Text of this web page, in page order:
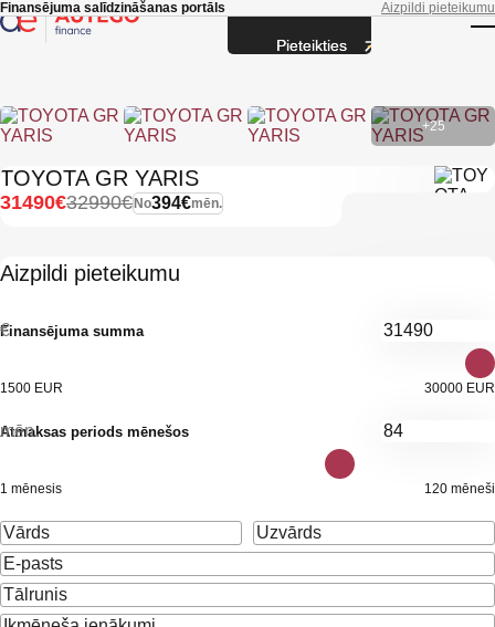
Skip to main content
Finansējuma salīdzināšanas portāls Aizpildi pieteikumu
+25
TOYOTA GR YARIS
No394€mēn.
32990€
31490€
Aizpildi pieteikumu
Finansējuma summa
€
1500 EUR 30000 EUR
Atmaksas periods mēnešos
mēn.
1 mēnesis 120 mēneši